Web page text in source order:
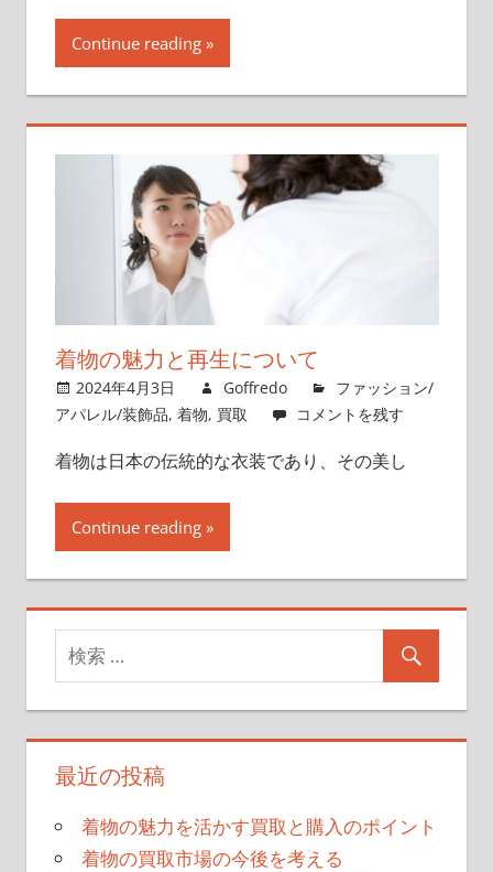
Continue reading
着物の魅力と再生について
2024年4月3日 Goffredo
ファッション/
アパレル/装飾品, 着物, 買取 コメントを残す
着物は日本の伝統的な衣装であり、その美し
Continue reading
最近の投稿
着物の魅力を活かす買取と購入のポイント
着物の買取市場の今後を考える